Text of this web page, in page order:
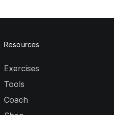
Resources
Exercises
Tools
Coach